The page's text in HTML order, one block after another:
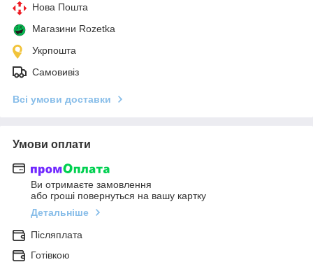
Нова Пошта
Магазини Rozetka
Укрпошта
Самовивіз
Всі умови доставки
Умови оплати
Ви отримаєте замовлення
або гроші повернуться на вашу картку
Детальніше
Післяплата
Готівкою